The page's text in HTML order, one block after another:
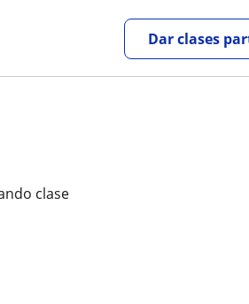
Dar clases
clase